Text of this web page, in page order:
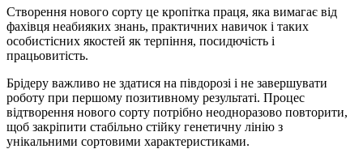
Створення нового сорту це кропітка праця, яка вимагає від
фахівця неабияких знань, практичних навичок і таких
особистісних якостей як терпіння, посидючість і
працьовитість.
Брідеру важливо не здатися на півдорозі і не завершувати
роботу при першому позитивному результаті. Процес
відтворення нового сорту потрібно неодноразово повторити,
щоб закріпити стабільно стійку генетичну лінію з
унікальними сортовими характеристиками.